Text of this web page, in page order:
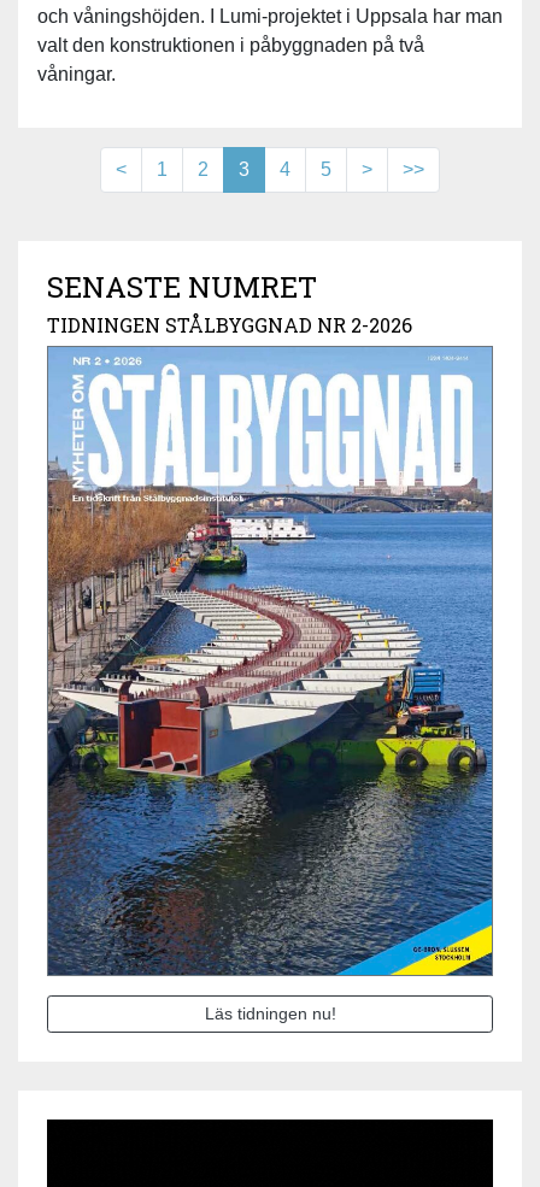
och våningshöjden. I Lumi-projektet i Uppsala har man
valt den konstruktionen i påbyggnaden på två
våningar.
< 1 2 3 4 5 > >>
SENASTE NUMRET
TIDNINGEN STÅLBYGGNAD NR 2-2026
Läs tidningen nu!